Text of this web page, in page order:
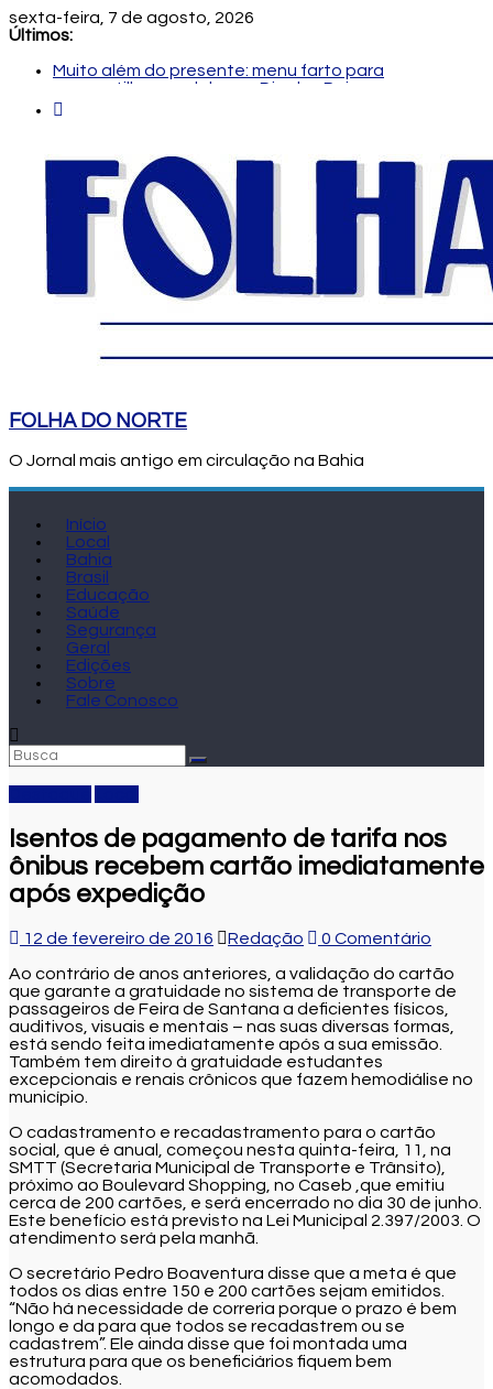
sexta-feira, 7 de agosto, 2026
Últimos:
Muito além do presente: menu farto para
compartilhar e celebrar o Dia dos Pais
Dia dos Pais: ciência revela que a paternidade
de entrevistas com os candidatos ao Governo do
Estado
Prefeitura de Feira executa obras de reforma e
manutenção em quatro praças.
Bruno Reis e Zé Cocá são recebidos por Wilson
Cardoso para visita às obras de modernização da
UPB e destacam união do municipalismo baiano
FOLHA DO NORTE
O Jornal mais antigo em circulação na Bahia
Início
Local
Bahia
Brasil
Educação
Saúde
Segurança
Geral
Edições
Sobre
Fale Conosco
Isentos de pagamento de tarifa nos
ônibus recebem cartão imediatamente
após expedição
12 de fevereiro de 2016 Redação
0 Comentário
Ao contrário de anos anteriores, a validação do cartão
que garante a gratuidade no sistema de transporte de
passageiros de Feira de Santana a deficientes físicos,
auditivos, visuais e mentais – nas suas diversas formas,
está sendo feita imediatamente após a sua emissão.
Também tem direito à gratuidade estudantes
excepcionais e renais crônicos que fazem hemodiálise no
município.
O cadastramento e recadastramento para o cartão
social, que é anual, começou nesta quinta-feira, 11, na
SMTT (Secretaria Municipal de Transporte e Trânsito),
próximo ao Boulevard Shopping, no Caseb ,que emitiu
cerca de 200 cartões, e será encerrado no dia 30 de junho.
Este benefício está previsto na Lei Municipal 2.397/2003. O
atendimento será pela manhã.
O secretário Pedro Boaventura disse que a meta é que
todos os dias entre 150 e 200 cartões sejam emitidos.
“Não há necessidade de correria porque o prazo é bem
longo e da para que todos se recadastrem ou se
cadastrem”. Ele ainda disse que foi montada uma
estrutura para que os beneficiários fiquem bem
acomodados.